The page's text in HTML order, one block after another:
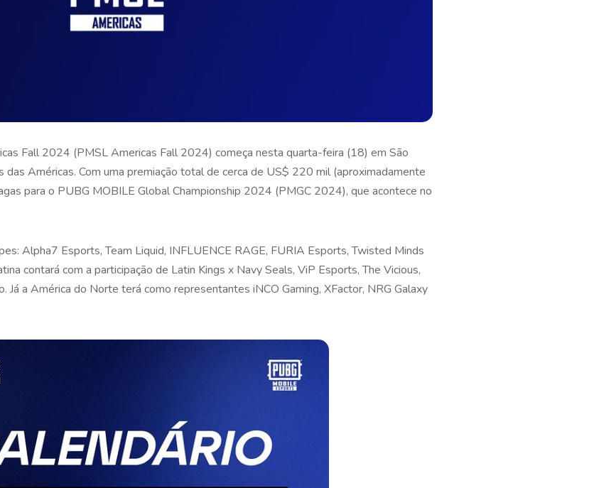
Fall 2024 (PMSL Americas Fall 2024) começa nesta quarta-feira (18) em São
Américas. Com uma premiação total de cerca de US$ 220 mil (aproximadamente
para o PUBG MOBILE Global Championship 2024 (PMGC 2024), que acontece no
Alpha7 Esports, Team Liquid, INFLUENCE RAGE, FURIA Esports, Twisted Minds
contará com a participação de Latin Kings x Navy Seals, ViP Esports, The Vicious,
Já a América do Norte terá como representantes iNCO Gaming, XFactor, NRG Galaxy